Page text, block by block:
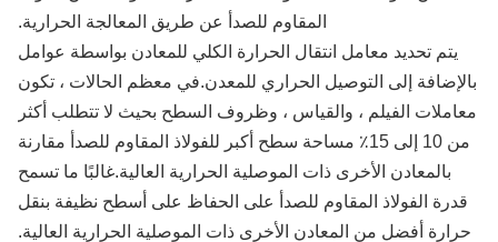
المقاوم للصدأ عن طريق المعالجة الحرارية.
يتم تحديد معامل انتقال الحرارة الكلي للمعادن بواسطة عوامل
إلى التوصيل الحراري للمعدن.في معظم الحالات ، تكون
الفيلم ، والقياس ، وظروف السطح بحيث لا تتطلب أكثر
من 10 إلى 15٪ مساحة سطح أكبر للفولاذ المقاوم للصدأ مقارنة
بالمعادن الأخرى ذات الموصلية الحرارية العالية.غالبًا ما تسمح
الفولاذ المقاوم للصدأ على الحفاظ على أسطح نظيفة بنقل
أفضل من المعادن الأخرى ذات الموصلية الحرارية العالية.